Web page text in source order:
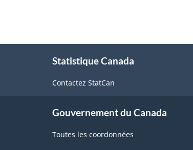
Statistique Canada
Contactez StatCan
Gouvernement du Canada
Toutes les coordonnées